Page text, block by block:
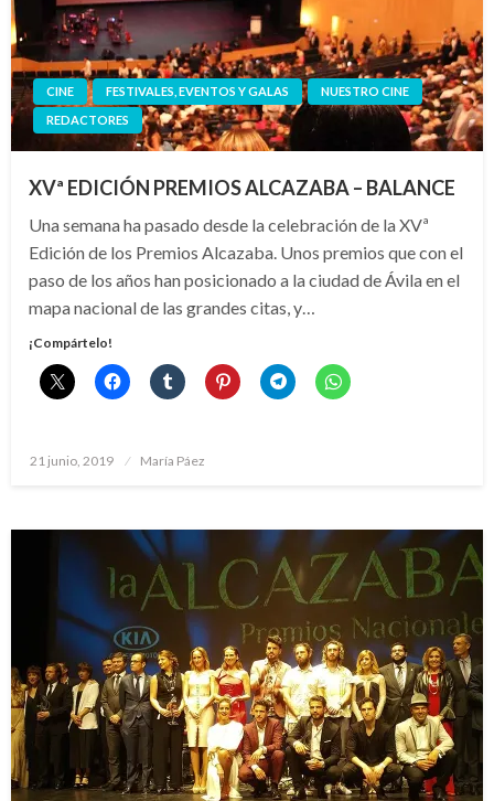
CINE FESTIVALES, EVENTOS Y GALAS
NUESTRO CINE
REDACTORES
XVª EDICIÓN PREMIOS ALCAZABA – BALANCE
Una semana ha pasado desde la celebración de la XVª
Edición de los Premios Alcazaba. Unos premios que con el
paso de los años han posicionado a la ciudad de Ávila en el
mapa nacional de las grandes citas, y…
¡Compártelo!
Publicado
21 junio, 2019 María Páez